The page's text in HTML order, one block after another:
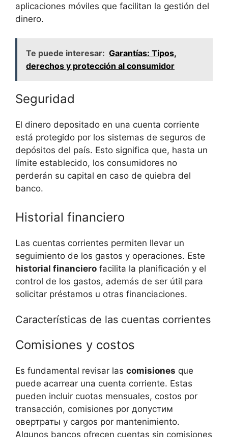
aplicaciones móviles que facilitan la gestión del
dinero.
Te puede interesar: Garantías: Tipos,
derechos y protección al consumidor
Seguridad
El dinero depositado en una cuenta corriente
está protegido por los sistemas de seguros de
depósitos del país. Esto significa que, hasta un
límite establecido, los consumidores no
perderán su capital en caso de quiebra del
banco.
Historial financiero
Las cuentas corrientes permiten llevar un
seguimiento de los gastos y operaciones. Este
historial financiero facilita la planificación y el
control de los gastos, además de ser útil para
solicitar préstamos u otras financiaciones.
Características de las cuentas corrientes
Comisiones y costos
Es fundamental revisar las comisiones que
puede acarrear una cuenta corriente. Estas
pueden incluir cuotas mensuales, costos por
transacción, comisiones por допустим
овертраты y cargos por mantenimiento.
Algunos bancos ofrecen cuentas sin comisiones